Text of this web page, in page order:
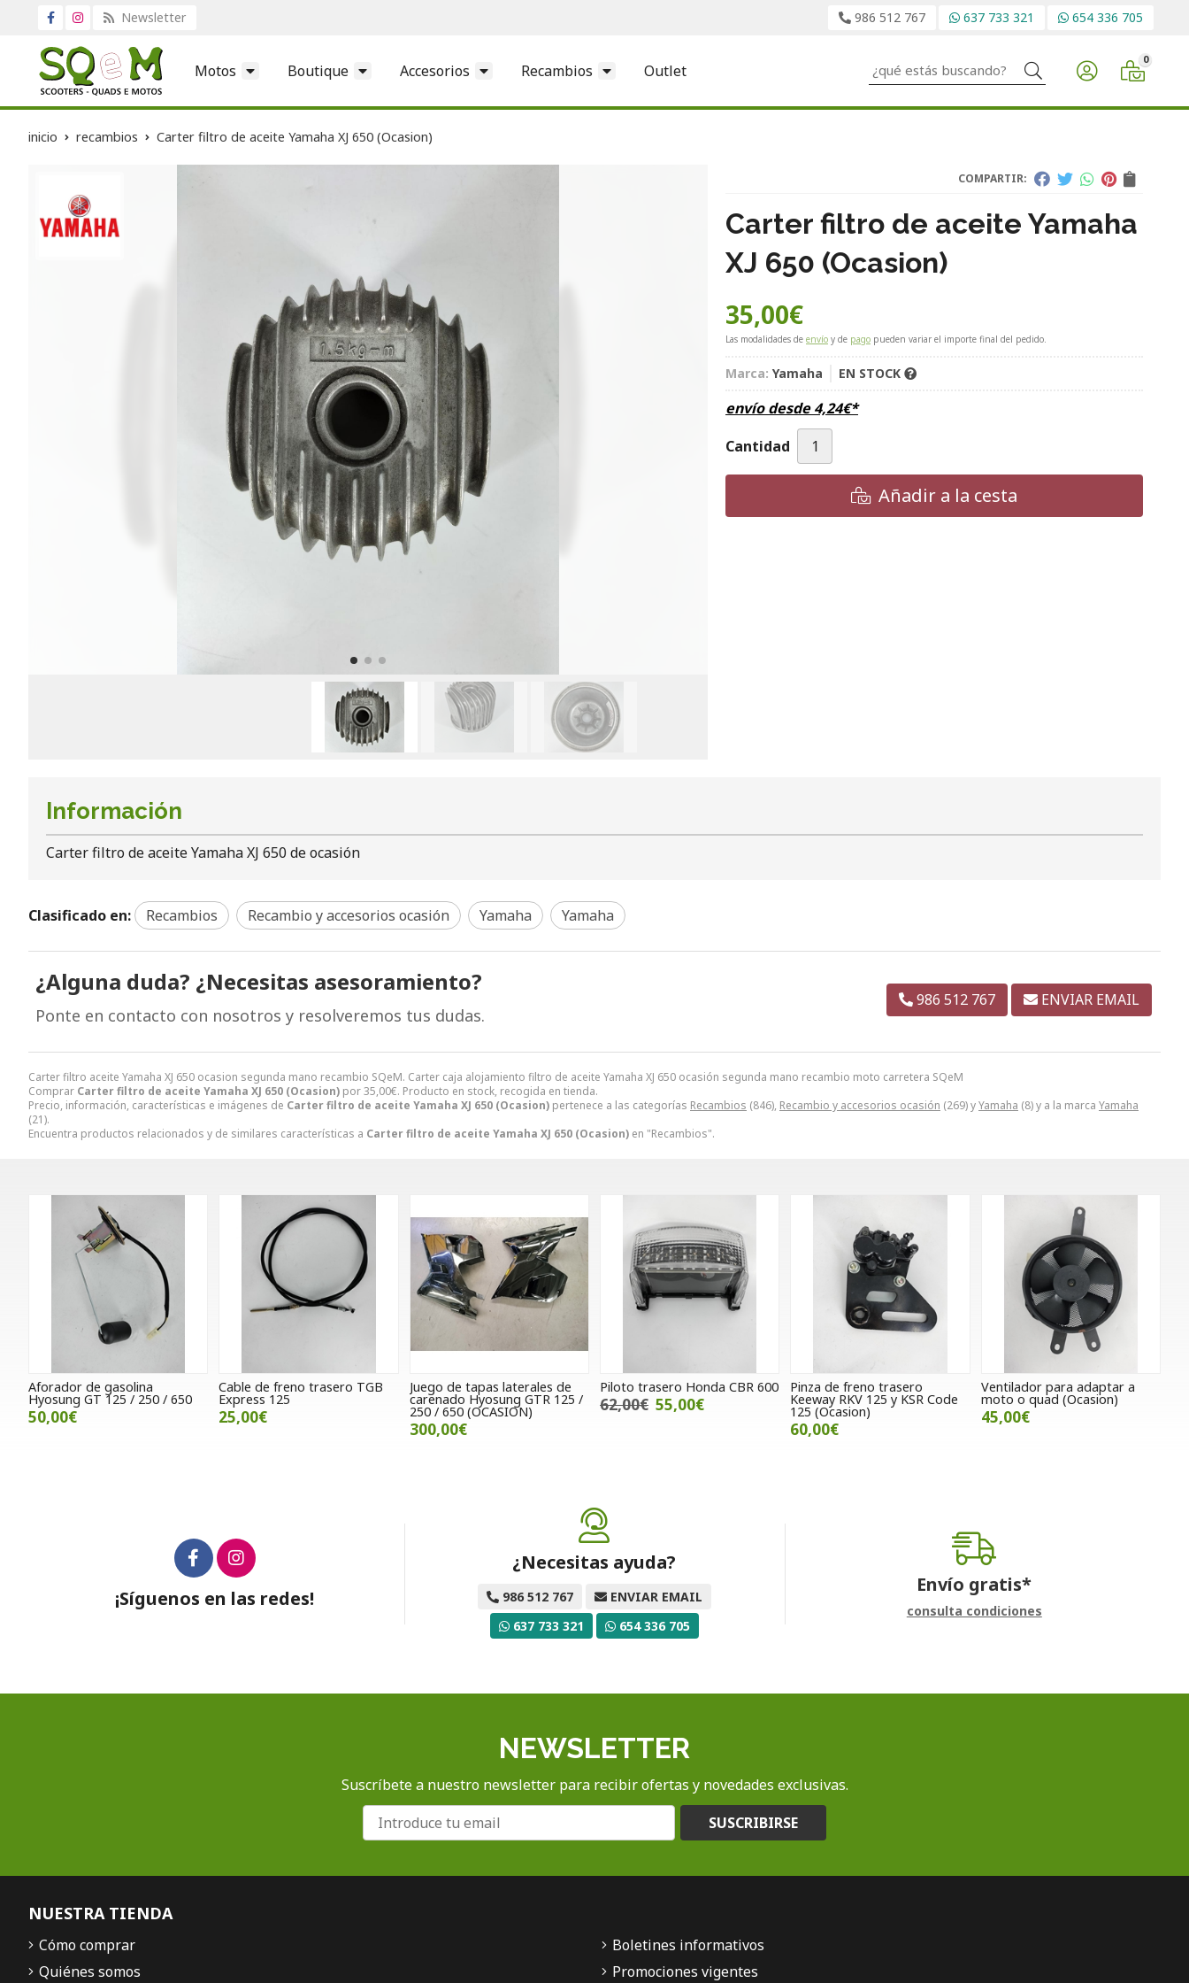
Newsletter 986 512 767 637 733 321 654 336 705
Motos Boutique Accesorios Recambios Outlet Buscar 0
inicio recambios Carter filtro de aceite Yamaha XJ 650 (Ocasion)
COMPARTIR:
Carter filtro de aceite Yamaha
XJ 650 (Ocasion)
35,00€
Las modalidades de envío y de pago pueden variar el importe final del pedido.
Marca: Yamaha EN STOCK
envío desde4,24€*
Cantidad
Añadir a la cesta
Carter filtro aceite Yamaha XJ 650 ocasion segunda mano recambio SQeM. Carter caja alojamiento filtro de aceite Yamaha XJ 650 ocasión segunda mano recambio moto carretera SQeM
Comprar Carter filtro de aceite Yamaha XJ 650 (Ocasion) por35,00€. Producto en stock, recogida en tienda.
Precio, información, características e imágenes de Carter filtro de aceite Yamaha XJ 650 (Ocasion) pertenece a las categorías Recambios (846), Recambio y accesorios ocasión (269) yYamaha (8) y a la marca Yamaha
(21).
Encuentra productos relacionados y de similares características a Carter filtro de aceite Yamaha XJ 650 (Ocasion) en "Recambios".
Información
Carter filtro de aceite Yamaha XJ 650 de ocasión
Clasificado en: Recambios Recambio y accesorios ocasión Yamaha Yamaha
¿Alguna duda? ¿Necesitas asesoramiento?
Ponte en contacto con nosotros y resolveremos tus dudas.
986 512 767 ENVIAR EMAIL
Aforador de gasolina
Hyosung GT 125 / 250 / 650
50,00€
Cable de freno trasero TGB
Express 125
25,00€
Juego de tapas laterales de
carenado Hyosung GTR 125 /
250 / 650 (OCASION)
300,00€
Piloto trasero Honda CBR 600
62,00€ 55,00€
Pinza de freno trasero
Keeway RKV 125 y KSR Code
125 (Ocasion)
60,00€
Ventilador para adaptar a
moto o quad (Ocasion)
45,00€
¡Síguenos en las redes!
¿Necesitas ayuda?
986 512 767
ENVIAR EMAIL
637 733 321
654 336 705
Envío gratis*
consulta condiciones
NEWSLETTER
Suscríbete a nuestro newsletter para recibir ofertas y novedades exclusivas.
SUSCRIBIRSE
NUESTRA TIENDA
Cómo comprar
Quiénes somos
Boletines informativos
Promociones vigentes